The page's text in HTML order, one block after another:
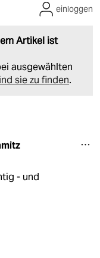
Artikel ist
ausgewählten
sie zu finden.
einloggen
- und